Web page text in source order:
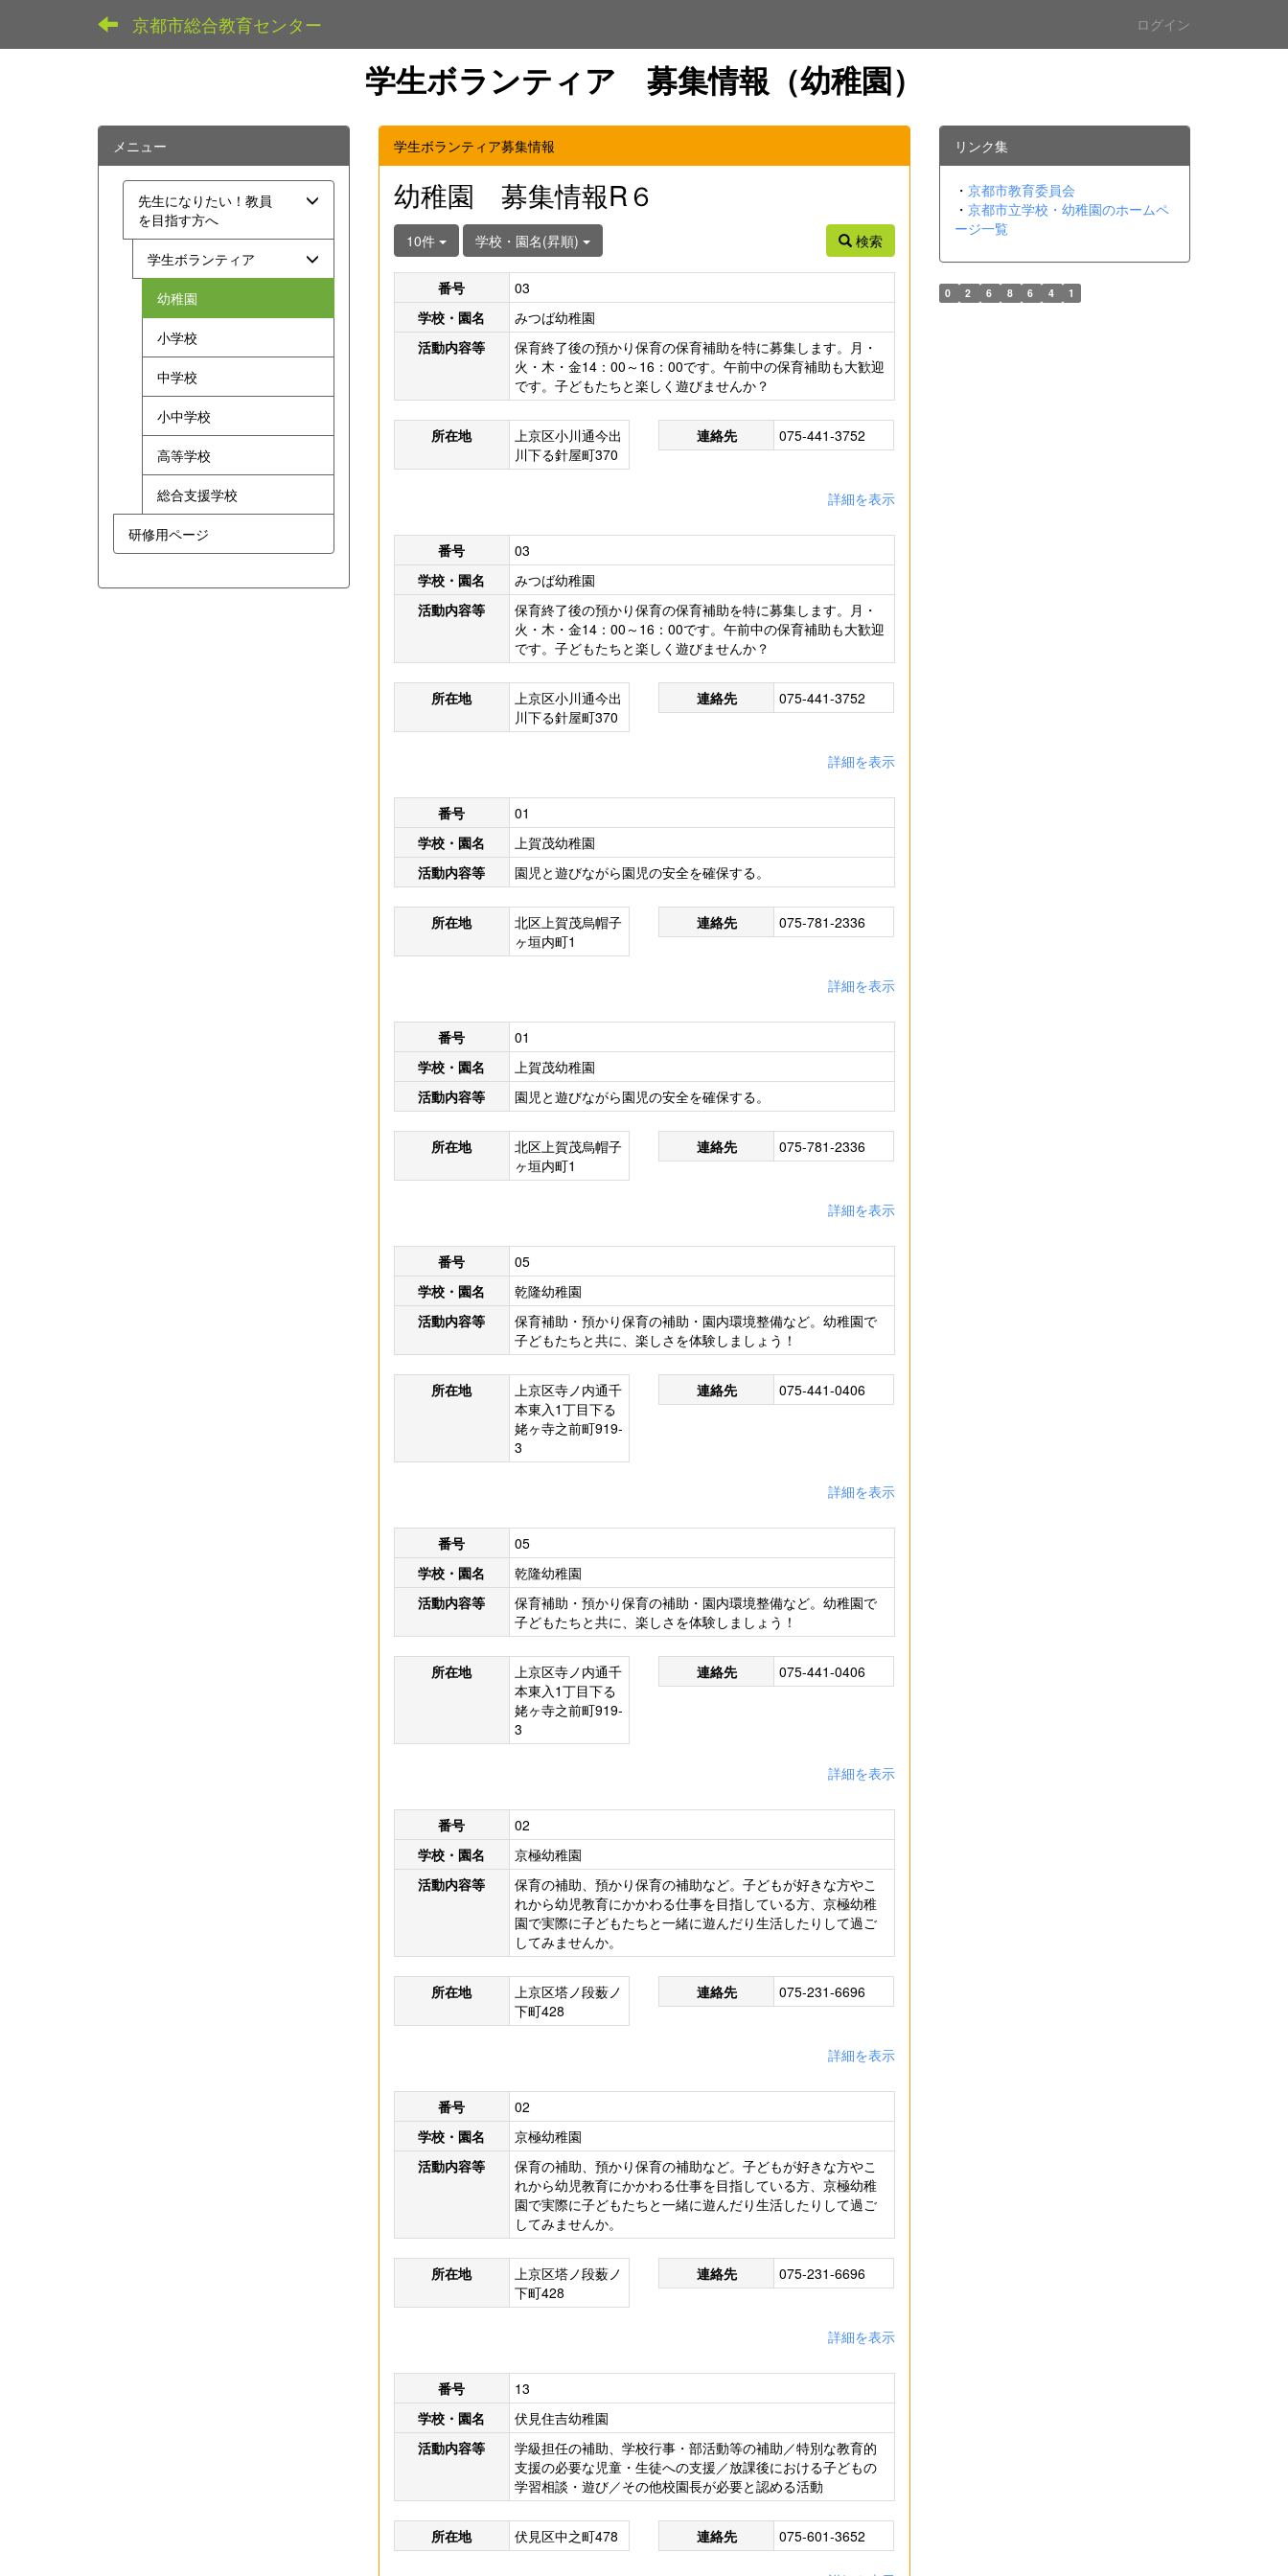
京都市総合教育センター ログイン
学生ボランティア 募集情報（幼稚園）
学生ボランティア募集情報
幼稚園 募集情報R６
10件 学校・園名(昇順) 検索
番号
03
学校・園名
みつば幼稚園
活動内容等
保育終了後の預かり保育の保育補助を特に募集します。月・
火・木・金14：00～16：00です。午前中の保育補助も大歓迎
です。子どもたちと楽しく遊びませんか？
所在地
上京区小川通今出
川下る針屋町370
連絡先 075-441-3752
詳細を表示
番号
03
学校・園名
みつば幼稚園
活動内容等
保育終了後の預かり保育の保育補助を特に募集します。月・
火・木・金14：00～16：00です。午前中の保育補助も大歓迎
です。子どもたちと楽しく遊びませんか？
所在地
上京区小川通今出
川下る針屋町370
連絡先 075-441-3752
詳細を表示
番号
01
学校・園名
上賀茂幼稚園
活動内容等
園児と遊びながら園児の安全を確保する。
所在地
北区上賀茂烏帽子
ヶ垣内町1
連絡先 075-781-2336
詳細を表示
番号
01
学校・園名
上賀茂幼稚園
活動内容等
園児と遊びながら園児の安全を確保する。
所在地
北区上賀茂烏帽子
ヶ垣内町1
連絡先 075-781-2336
詳細を表示
番号
05
学校・園名
乾隆幼稚園
活動内容等
保育補助・預かり保育の補助・園内環境整備など。幼稚園で
子どもたちと共に、楽しさを体験しましょう！
所在地
上京区寺ノ内通千
本東入1丁目下る
姥ヶ寺之前町919-
3
連絡先 075-441-0406
詳細を表示
番号
05
学校・園名
乾隆幼稚園
活動内容等
保育補助・預かり保育の補助・園内環境整備など。幼稚園で
子どもたちと共に、楽しさを体験しましょう！
所在地
上京区寺ノ内通千
本東入1丁目下る
姥ヶ寺之前町919-
3
連絡先 075-441-0406
詳細を表示
番号
02
学校・園名
京極幼稚園
活動内容等
保育の補助、預かり保育の補助など。子どもが好きな方やこ
れから幼児教育にかかわる仕事を目指している方、京極幼稚
園で実際に子どもたちと一緒に遊んだり生活したりして過ご
してみませんか。
所在地
上京区塔ノ段薮ノ
下町428
連絡先 075-231-6696
詳細を表示
番号
02
学校・園名
京極幼稚園
活動内容等
保育の補助、預かり保育の補助など。子どもが好きな方やこ
れから幼児教育にかかわる仕事を目指している方、京極幼稚
園で実際に子どもたちと一緒に遊んだり生活したりして過ご
してみませんか。
所在地
上京区塔ノ段薮ノ
下町428
連絡先 075-231-6696
詳細を表示
番号
13
学校・園名
伏見住吉幼稚園
活動内容等
学級担任の補助、学校行事・部活動等の補助／特別な教育的
支援の必要な児童・生徒への支援／放課後における子どもの
学習相談・遊び／その他校園長が必要と認める活動
所在地 伏見区中之町478 連絡先 075-601-3652
メニュー
先生になりたい！教員
を目指す方へ
学生ボランティア
幼稚園
小学校
中学校
小中学校
高等学校
総合支援学校
研修用ページ
リンク集
・ 京都市教育委員会
・ 京都市立学校・幼稚園のホームペ
ージ一覧
0 2 6 8 6 4 1